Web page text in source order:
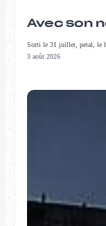
Avec son
Sorti le 31 juillet, petal, le
3 août 2026